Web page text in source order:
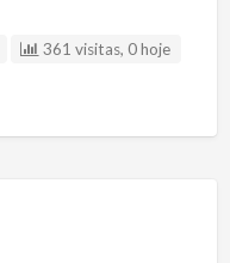
361 visitas, 0 hoje